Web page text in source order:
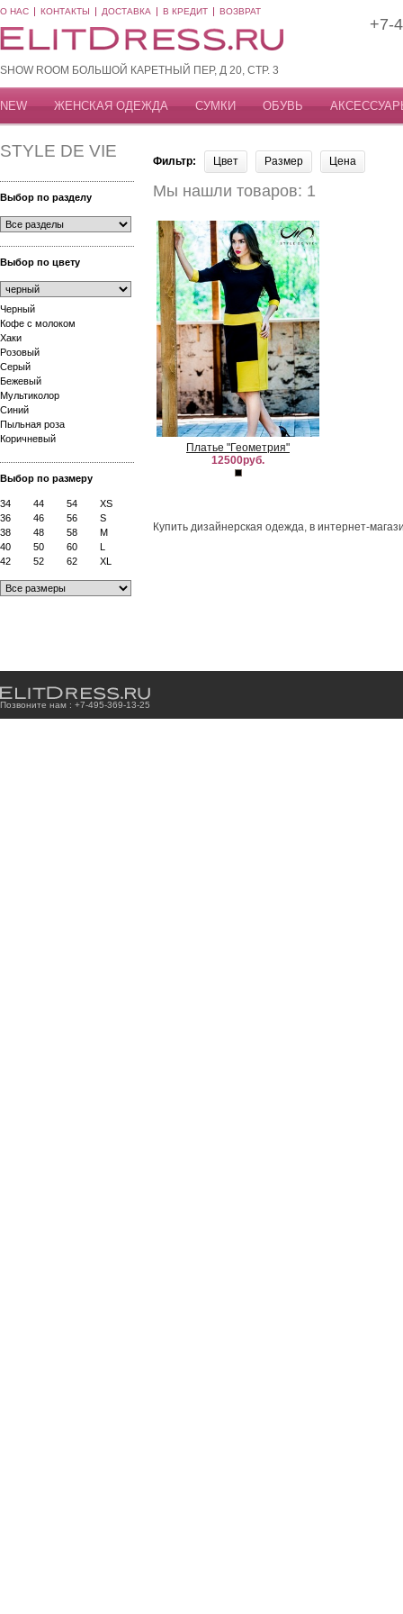
О НАС КОНТАКТЫ ДОСТАВКА В КРЕДИТ ВОЗВРАТ
SHOW ROOM БОЛЬШОЙ КАРЕТНЫЙ ПЕР, Д 20, СТР. 3
+7-
NEW ЖЕНСКАЯ ОДЕЖДА СУМКИ ОБУВЬ
STYLE DE VIE
Выбор по разделу
Выбор по цвету
Черный
Кофе с молоком
Хаки
Розовый
Серый
Бежевый
Мультиколор
Синий
Пыльная роза
Коричневый
Выбор по размеру
34 44 54
XS
36
46 56
S
38
48 58
M
40
50 60
L
42
52 62 XL
Фильтр: Цвет Размер Цена
Мы нашли товаров: 1
Платье "Геометрия"
12500руб.
Купить дизайнерская одежда, в интернет-
Позвоните нам : +7-495-369-13-25